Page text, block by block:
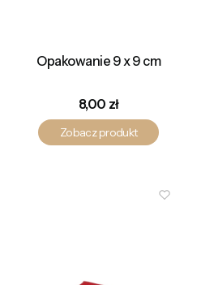
Opakowanie 9 x 9 cm
Cena
8,00 zł
Zobacz produkt